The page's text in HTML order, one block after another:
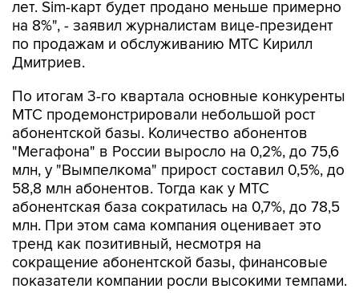
лет. Sim-карт будет продано меньше примерно
на 8%", - заявил журналистам вице-президент
по продажам и обслуживанию МТС Кирилл
Дмитриев.
По итогам 3-го квартала основные конкуренты
МТС продемонстрировали небольшой рост
абонентской базы. Количество абонентов
"Мегафона" в России выросло на 0,2%, до 75,6
млн, у "Вымпелкома" прирост составил 0,5%, до
58,8 млн абонентов. Тогда как у МТС
абонентская база сократилась на 0,7%, до 78,5
млн. При этом сама компания оценивает это
тренд как позитивный, несмотря на
сокращение абонентской базы, финансовые
показатели компании росли высокими темпами.